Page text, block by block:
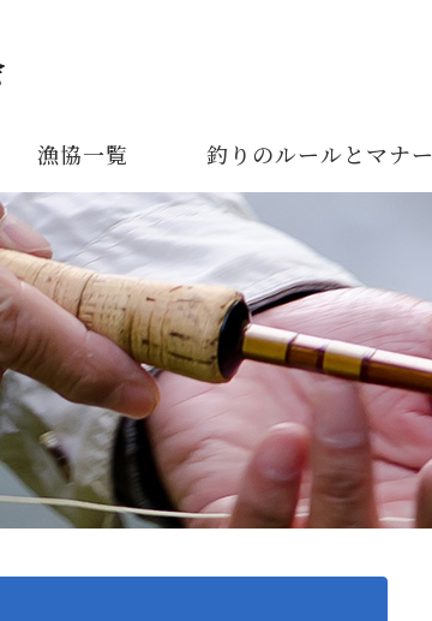
漁協一覧 釣りのルールとマナー